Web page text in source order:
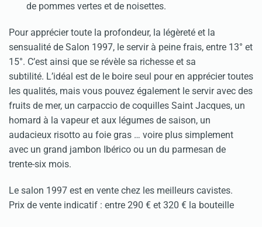
de pommes vertes et de noisettes.
Pour apprécier toute la profondeur, la légèreté et la
sensualité de Salon 1997, le servir à peine frais, entre 13° et
15°. C’est ainsi que se révèle sa richesse et sa
subtilité. L’idéal est de le boire seul pour en apprécier toutes
les qualités, mais vous pouvez également le servir avec des
fruits de mer, un carpaccio de coquilles Saint Jacques, un
homard à la vapeur et aux légumes de saison, un
audacieux risotto au foie gras … voire plus simplement
avec un grand jambon Ibérico ou un du parmesan de
trente-six mois.
Le salon 1997 est en vente chez les meilleurs cavistes.
Prix de vente indicatif : entre 290 € et 320 € la bouteille